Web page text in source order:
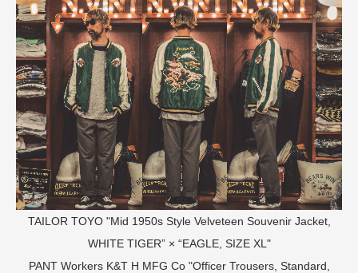
TAILOR TOYO "Mid 1950s Style Velveteen Souvenir Jacket,
WHITE TIGER” × “EAGLE, SIZE XL"
PANT Workers K&T H MFG Co "Officer Trousers, Standard,